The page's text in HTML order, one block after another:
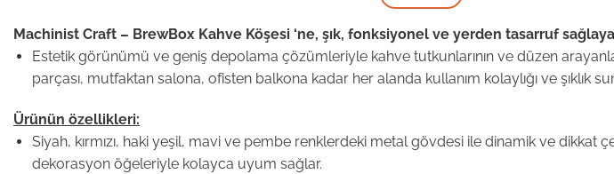
Machinist Craft – BrewBox Kahve Köşesi ‘ne, şık, fonksiyonel ve yerden tasarruf
Estetik görünümü ve geniş depolama çözümleriyle kahve tutkunlarının ve düzen
parçası, mutfaktan salona, ofisten balkona kadar her alanda kullanım kolaylığı ve şıklık
Ürünün özellikleri:
Siyah, kırmızı, haki yeşil, mavi ve pembe renklerdeki metal gövdesi ile dinamik ve
dekorasyon öğeleriyle kolayca uyum sağlar.